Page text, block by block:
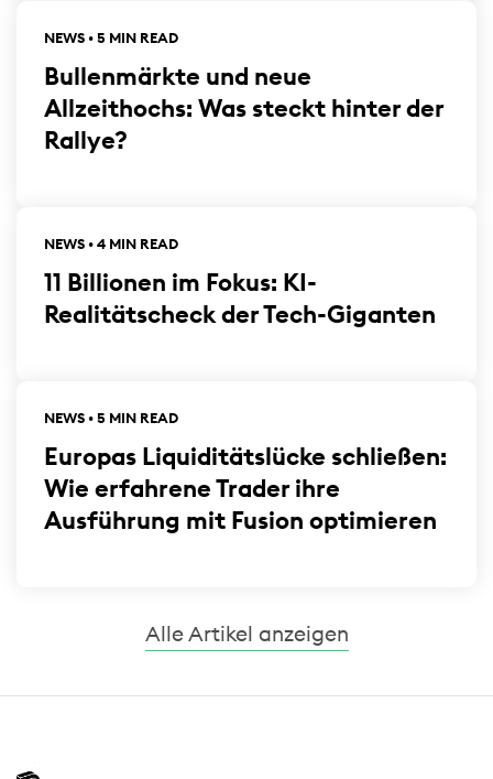
NEWS • 5 MIN READ
Bullenmärkte und neue
Allzeithochs: Was steckt hinter der
Rallye?
NEWS • 4 MIN READ
11 Billionen im Fokus: KI-
Realitätscheck der Tech-Giganten
NEWS • 5 MIN READ
Europas Liquiditätslücke schließen:
Wie erfahrene Trader ihre
Ausführung mit Fusion optimieren
Alle Artikel anzeigen